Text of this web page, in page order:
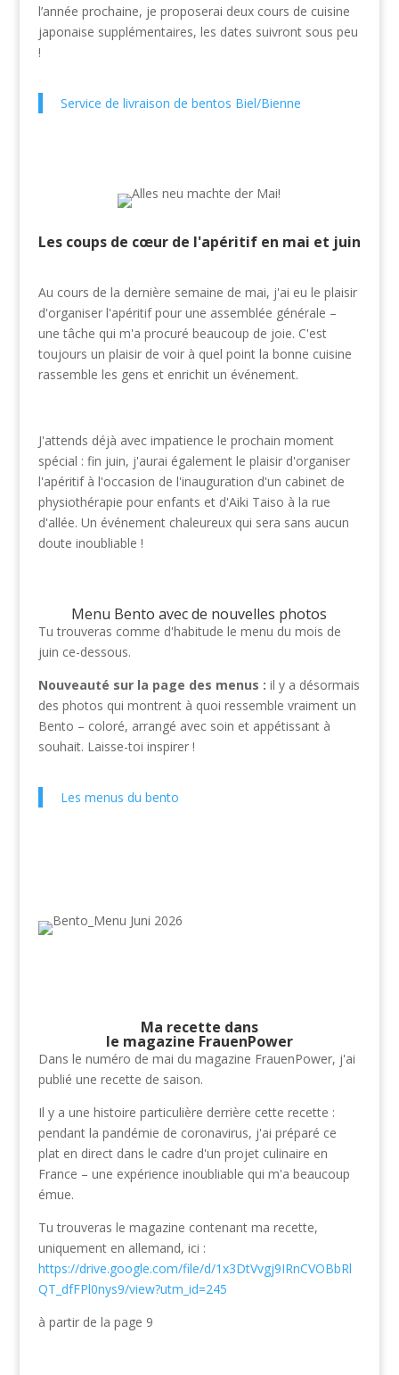
l’année prochaine, je proposerai deux cours de cuisine
japonaise supplémentaires, les dates suivront sous peu
!
Service de livraison de bentos Biel/Bienne
Les coups de cœur de l'apéritif en mai et juin
Au cours de la dernière semaine de mai, j'ai eu le plaisir
d'organiser l'apéritif pour une assemblée générale –
une tâche qui m'a procuré beaucoup de joie. C'est
toujours un plaisir de voir à quel point la bonne cuisine
rassemble les gens et enrichit un événement.
J'attends déjà avec impatience le prochain moment
spécial : fin juin, j'aurai également le plaisir d'organiser
l'apéritif à l'occasion de l'inauguration d'un cabinet de
physiothérapie pour enfants et d'Aiki Taiso à la rue
d'allée. Un événement chaleureux qui sera sans aucun
doute inoubliable !
Menu Bento avec de nouvelles photos
Tu trouveras comme d'habitude le menu du mois de
juin ce-dessous.
Nouveauté sur la page des menus : il y a désormais
des photos qui montrent à quoi ressemble vraiment un
Bento – coloré, arrangé avec soin et appétissant à
souhait. Laisse-toi inspirer !
Les menus du bento
Ma recette dans
le magazine FrauenPower
Dans le numéro de mai du magazine FrauenPower, j'ai
publié une recette de saison.
Il y a une histoire particulière derrière cette recette :
pendant la pandémie de coronavirus, j'ai préparé ce
plat en direct dans le cadre d'un projet culinaire en
France – une expérience inoubliable qui m'a beaucoup
émue.
Tu trouveras le magazine contenant ma recette,
uniquement en allemand, ici :
https://drive.google.com/file/d/1x3DtVvgj9IRnCVOBbRl
QT_dfFPl0nys9/view?utm_id=245
à partir de la page 9